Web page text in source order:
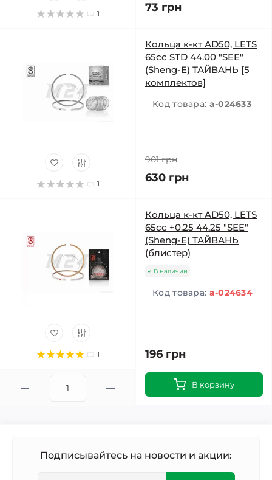
1 73 грн
1
Кольца к-кт AD50, LETS
65cc STD 44.00 "SEE"
(Sheng-E) ТАЙВАНЬ [5
комплектов]
Код товара: a-024633
901 грн
630 грн
1
Кольца к-кт AD50, LETS
65cc +0.25 44.25 "SEE"
(Sheng-E) ТАЙВАНЬ
(блистер)
В наличии
Код товара: a-024634
196 грн
В корзину
Подписывайтесь на новости и акции: